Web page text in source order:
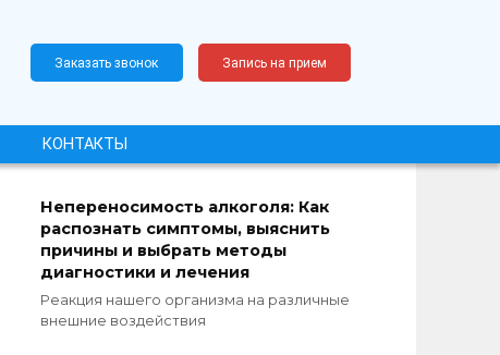
Заказать звонок Запись на прием
КОНТАКТЫ
Непереносимость алкоголя: Как
распознать симптомы, выяснить
причины и выбрать методы
диагностики и лечения
Реакция нашего организма на различные
внешние воздействия